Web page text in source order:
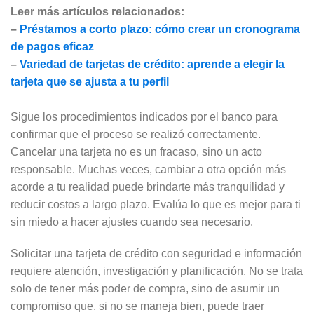
Leer más artículos relacionados:
– Préstamos a corto plazo: cómo crear un cronograma
de pagos eficaz
– Variedad de tarjetas de crédito: aprende a elegir la
tarjeta que se ajusta a tu perfil
Sigue los procedimientos indicados por el banco para
confirmar que el proceso se realizó correctamente.
Cancelar una tarjeta no es un fracaso, sino un acto
responsable. Muchas veces, cambiar a otra opción más
acorde a tu realidad puede brindarte más tranquilidad y
reducir costos a largo plazo. Evalúa lo que es mejor para ti
sin miedo a hacer ajustes cuando sea necesario.
Solicitar una tarjeta de crédito con seguridad e información
requiere atención, investigación y planificación. No se trata
solo de tener más poder de compra, sino de asumir un
compromiso que, si no se maneja bien, puede traer